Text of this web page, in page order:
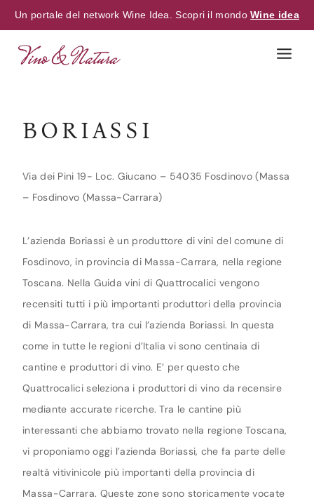
Un portale del network Wine Idea. Scopri il mondoWine idea
BORIASSI
Via dei Pini 19- Loc. Giucano – 54035 Fosdinovo (Massa
– Fosdinovo (Massa-Carrara)
L’azienda Boriassi è un produttore di vini del comune di
Fosdinovo, in provincia di Massa-Carrara, nella regione
Toscana. Nella Guida vini di Quattrocalici vengono
recensiti tutti i più importanti produttori della provincia
di Massa-Carrara, tra cui l’azienda Boriassi. In questa
come in tutte le regioni d’Italia vi sono centinaia di
cantine e produttori di vino. E’ per questo che
Quattrocalici seleziona i produttori di vino da recensire
mediante accurate ricerche. Tra le cantine più
interessanti che abbiamo trovato nella regione Toscana,
vi proponiamo oggi l’azienda Boriassi, che fa parte delle
realtà vitivinicole più importanti della provincia di
Massa-Carrara. Queste zone sono storicamente vocate